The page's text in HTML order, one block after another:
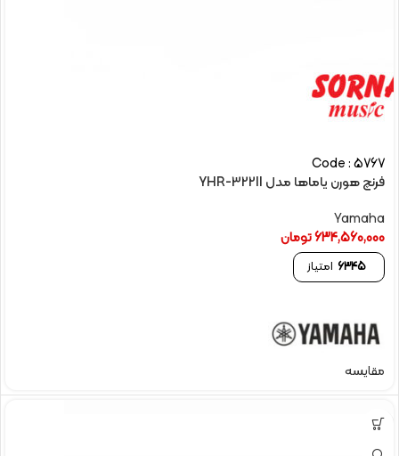
Code : 5767
فرنچ هورن یاماها مدل YHR-322II
Yamaha
634,560,000تومان
6345 امتیاز
مقایسه